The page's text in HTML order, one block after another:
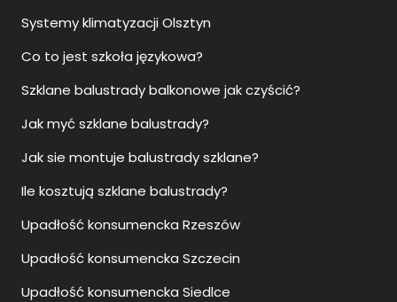
Systemy klimatyzacji Olsztyn
Co to jest szkoła językowa?
Szklane balustrady balkonowe jak czyścić?
Jak myć szklane balustrady?
Jak sie montuje balustrady szklane?
Ile kosztują szklane balustrady?
Upadłość konsumencka Rzeszów
Upadłość konsumencka Szczecin
Upadłość konsumencka Siedlce